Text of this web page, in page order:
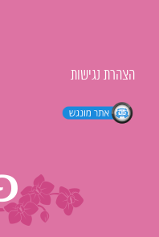
הצהרת נגישות